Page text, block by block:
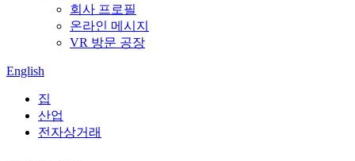
회사 프로필
온라인 메시지
VR 방문 공장
English
집
산업
전자상거래